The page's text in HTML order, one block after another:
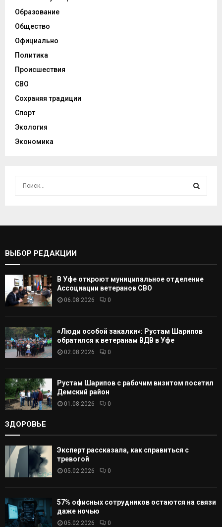
Образование
Общество
Официально
Политика
Происшествия
СВО
Сохраняя традиции
Спорт
Экология
Экономика
С
А
ВЫБОР РЕДАКЦИИ
В Уфе откроют муниципальное отделение
Ассоциации ветеранов СВО
06.08.2026 0
«Люди особой закалки»: Рустам Шарипов
обратился к ветеранам ВДВ в Уфе
02.08.2026 0
Рустам Шарипов с рабочим визитом посетил
Демский район
01.08.2026 0
ЗДОРОВЬЕ
Эксперт рассказала, как справиться с
тревогой
05.02.2026 0
57% офисных сотрудников остаются на связи
даже ночью
05.02.2026 0